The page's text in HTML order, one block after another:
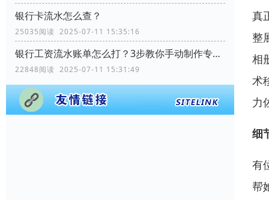
银行卡流水怎么查？
25035阅读 2025-07-11 15:35:16
银行工资流水账单怎么打？3步教你手动制作专业记录
22848阅读 2025-07-11 15:31:49
真
整
相
术
力
细
有
帮